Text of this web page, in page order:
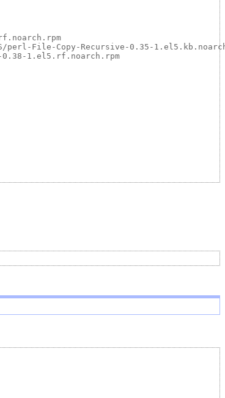
File-Copy-Recursive-0.35-
0.38-1.el5.rf.noarch.rpm